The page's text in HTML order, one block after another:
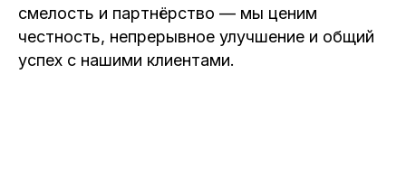
смелость и партнёрство — мы ценим
честность, непрерывное улучшение и общий
успех с нашими клиентами.